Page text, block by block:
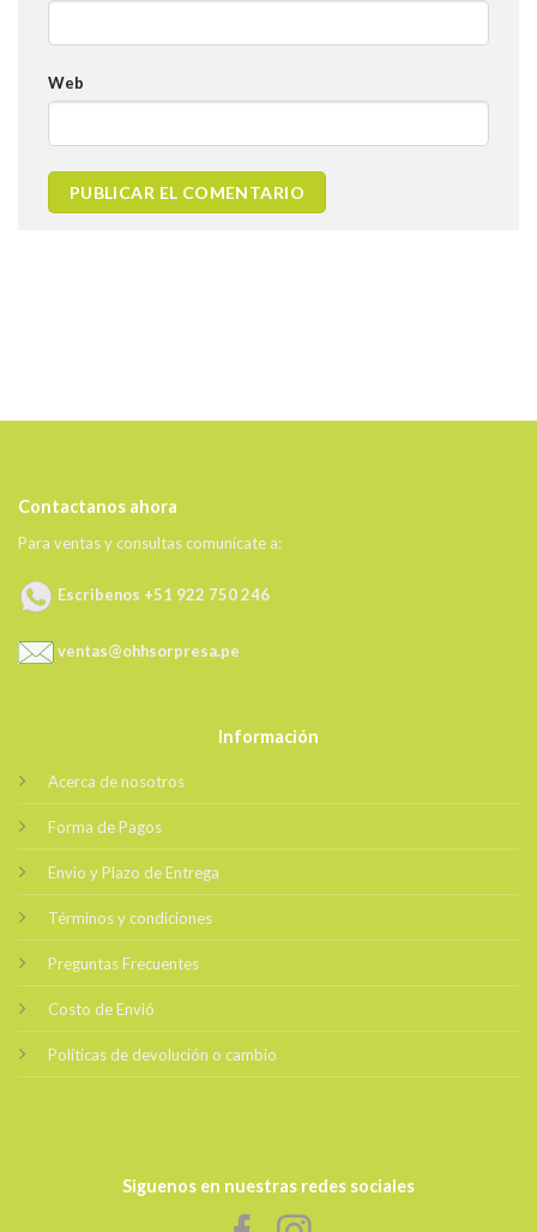
Web
Contactanos ahora
Para ventas y consultas comunícate a:
Escribenos +51 922 750 246
ventas@ohhsorpresa.pe
Información
Acerca de nosotros
Forma de Pagos
Envio y Plazo de Entrega
Términos y condiciones
Preguntas Frecuentes
Costo de Envió
Políticas de devolución o cambio
Siguenos en nuestras redes sociales